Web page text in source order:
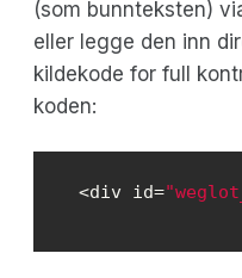
(som bunnteksten)
eller legge den inn
kildekode for full
koden:
<div id=